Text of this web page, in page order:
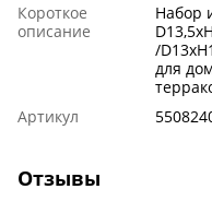
Короткое
описание
Набор
/
для
Артикул
Отзывы